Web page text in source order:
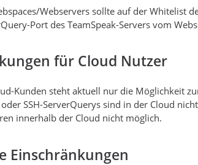
Webservers sollte auf der Whitelist
Port des TeamSpeak-Servers vom
für Cloud Nutzer
Kunden steht aktuell nur die Möglichkeit
SSH-ServerQuerys sind in der Cloud
innerhalb der Cloud nicht möglich.
Einschränkungen